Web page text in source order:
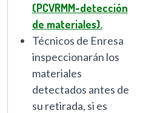
(PCVRMM-detección
de materiales).
Técnicos de Enresa
inspeccionarán los
materiales
detectados antes de
su retirada, si es